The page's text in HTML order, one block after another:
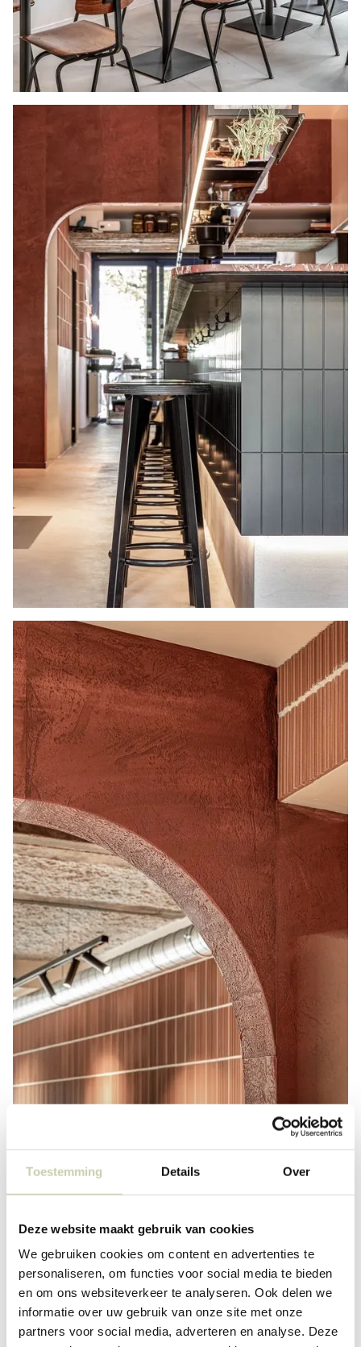
Toestemming Details Over
Deze website maakt gebruik van cookies
We gebruiken cookies om content en advertenties te
personaliseren, om functies voor social media te bieden
en om ons websiteverkeer te analyseren. Ook delen we
informatie over uw gebruik van onze site met onze
partners voor social media, adverteren en analyse. Deze